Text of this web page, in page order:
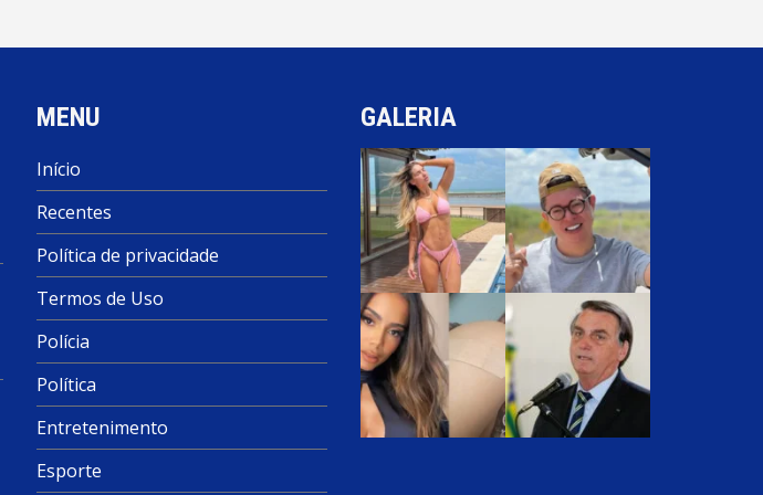
MENU
Início
Recentes
Política de privacidade
Termos de Uso
Polícia
Política
Entretenimento
Esporte
GALERIA